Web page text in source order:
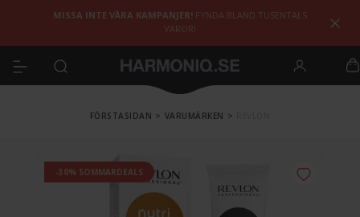
MISSA INTE VÅRA KAMPANJER! FYNDA BLAND TUSENTALS
VAROR!
FÖRSTASIDAN > VARUMÄRKEN >
-30% SOMMARDEALS